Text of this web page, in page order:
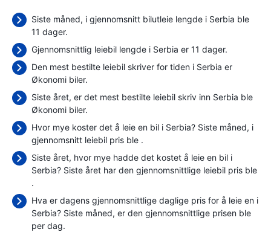
Siste måned, i gjennomsnitt bilutleie lengde i Serbia ble
11 dager.
Gjennomsnittlig leiebil lengde i Serbia er 11 dager.
Den mest bestilte leiebil skriver for tiden i Serbia er
Økonomi biler.
Siste året, er det mest bestilte leiebil skriv inn Serbia ble
Økonomi biler.
Hvor mye koster det å leie en bil i Serbia? Siste måned, i
gjennomsnitt leiebil pris ble .
Siste året, hvor mye hadde det kostet å leie en bil i
Serbia? Siste året har den gjennomsnittlige leiebil pris ble
.
Hva er dagens gjennomsnittlige daglige pris for å leie en i
Serbia? Siste måned, er den gjennomsnittlige prisen ble
per dag.